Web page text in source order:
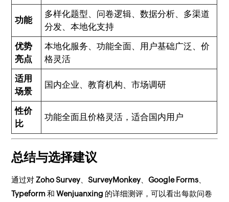
功能
多样化题型、问卷逻辑、数据分析、多渠道
分发、本地化支持
优势
亮点
本地化服务、功能全面、用户基础广泛、价
格灵活
适用
场景
国内企业、教育机构、市场调研
性价
比
功能全面且价格灵活，适合国内用户
总结与选择建议
通过对Zoho Survey 、SurveyMonkey 、Google Forms
Typeform和Wenjuanxing 的详细测评，可以看出每款问卷